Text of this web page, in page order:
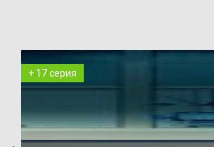
+ 17 серия